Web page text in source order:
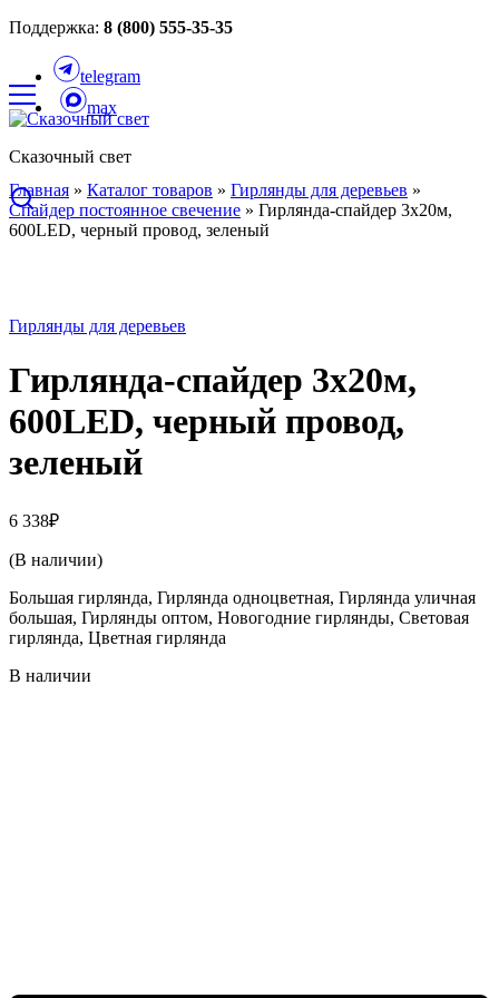
Поддержка: 8 (800) 555-35-35
telegram
max
Сказочный свет
Главная » Каталог товаров » Гирлянды для деревьев »
Спайдер постоянное свечение » Гирлянда-спайдер 3х20м,
600LED, черный провод, зеленый
Гирлянды для деревьев
Гирлянда-спайдер 3х20м,
600LED, черный провод,
зеленый
6 338₽
(В наличии)
Большая гирлянда, Гирлянда одноцветная, Гирлянда уличная
большая, Гирлянды оптом, Новогодние гирлянды, Световая
гирлянда, Цветная гирлянда
В наличии